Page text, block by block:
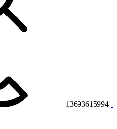
13693615994